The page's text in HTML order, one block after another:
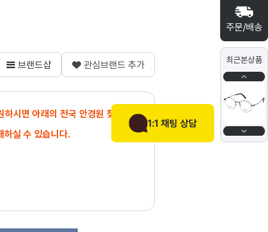
주문/배송
최근본상품
1:1 채팅 상담
브랜드샵 관심브랜드 추가
시면 아래의 전국 안경원 찾기에서
하실 수 있습니다.